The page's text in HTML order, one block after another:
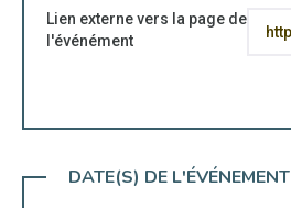
Lien externe vers la page de
l'événément
DATE(S) DE L'ÉVÉNEMENT